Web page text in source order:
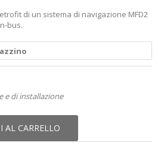
di un sistema di navigazione MFD2
bus.
e di installazione
AL CARRELLO